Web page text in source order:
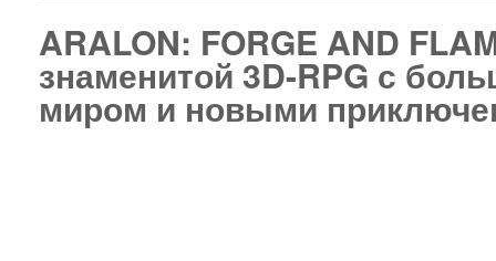
ARALON: FORGE AND
знаменитой 3D-RPG с
миром и новыми